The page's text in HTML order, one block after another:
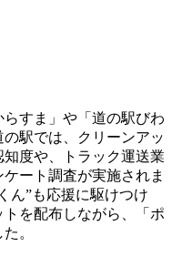
すま」や「道の駅びわ
駅では、クリーンアッ
度や、トラック運送業
ート調査が実施されま
ん”も応援に駆けつけ
を配布しながら、「ポ
。